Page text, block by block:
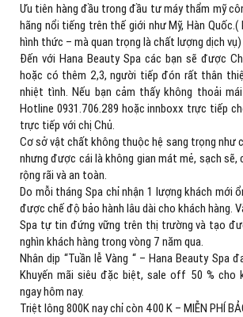
Ưu tiên hàng đầu trong đầu tư máy thẩm mỹ
hãng nổi tiếng trên thế giới như Mỹ, Hàn
hình thức – mà quan trọng là chất lượng dịch vụ)
Đến với Hana Beauty Spa các bạn sẽ được
hoặc có thêm 2,3, người tiếp đón rất thân
nhiệt tình. Nếu bạn cảm thấy không thoải
Hotline 0931.706.289 hoặc innboxx trực tiếp
trực tiếp với chị Chủ.
Cơ sở vật chất không thuộc hệ sang trọng như
nhưng được cái là không gian mát mẻ, sạch
rộng rãi và an toàn.
Do mỗi tháng Spa chỉ nhận 1 lượng khách mới
được chế độ bảo hành lâu dài cho khách hàng.
Spa tự tin đứng vững trên thị trường và tạo
nghìn khách hàng trong vòng 7 năm qua.
Nhân dịp “Tuần lễ Vàng “ – Hana Beauty Spa
Khuyến mãi siêu đặc biệt, sale off 50 % cho
ngay hôm nay.
Triệt lông 800K nay chỉ còn 400 K – MIỄN PHÍ